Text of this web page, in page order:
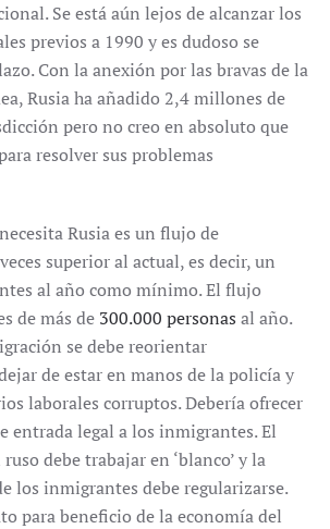
Se está aún lejos de alcanzar los
previos a 1990 y es dudoso se
Con la anexión por las bravas de la
Rusia ha añadido 2,4 millones de
pero no creo en absoluto que
resolver sus problemas
Rusia es un flujo de
superior al actual, es decir, un
al año como mínimo. El flujo
de más de 300.000 personas al año.
se debe reorientar
de estar en manos de la policía y
laborales corruptos. Debería ofrecer
entrada legal a los inmigrantes. El
debe trabajar en ‘blanco’ y la
los inmigrantes debe regularizarse.
para beneficio de la economía del